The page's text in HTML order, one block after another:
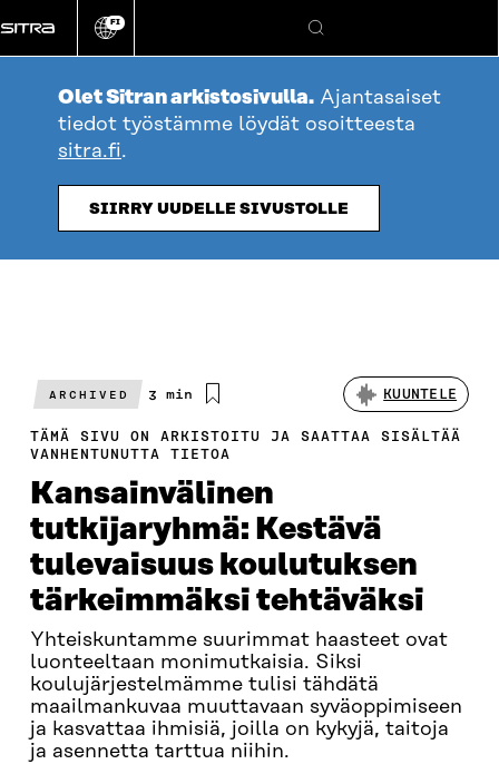
suoraan
sisältöön
Vaihda
kieli
FI
Hae
Olet Sitran arkistosivulla. Ajantasaiset
tiedot työstämme löydät osoitteesta
sitra.fi.
SIIRRY UUDELLE SIVUSTOLLE
ARCHIVED
Arvioitu
3 min KUUNTELE
TÄMÄ SIVU ON ARKISTOITU JA SAATTAA SISÄLTÄÄ
VANHENTUNUTTA TIETOA
Kansainvälinen
tutkijaryhmä: Kestävä
tulevaisuus koulutuksen
tärkeimmäksi tehtäväksi
Yhteiskuntamme suurimmat haasteet ovat
luonteeltaan monimutkaisia. Siksi
koulujärjestelmämme tulisi tähdätä
maailmankuvaa muuttavaan syväoppimiseen
ja kasvattaa ihmisiä, joilla on kykyjä, taitoja
ja asennetta tarttua niihin.